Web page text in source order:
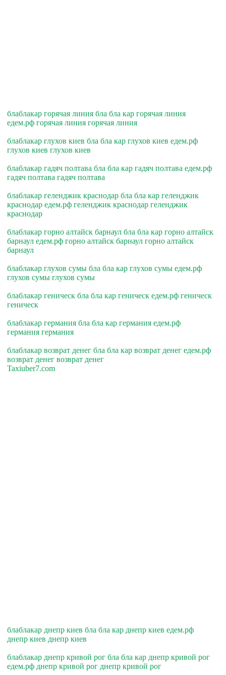
блаблакар горячая линия бла бла кар горячая линия
едем.рф горячая линия горячая линия
блаблакар глухов киев бла бла кар глухов киев едем.рф
глухов киев глухов киев
блаблакар гадяч полтава бла бла кар гадяч полтава едем.рф
гадяч полтава гадяч полтава
блаблакар геленджик краснодар бла бла кар геленджик
краснодар едем.рф геленджик краснодар геленджик
краснодар
блаблакар горно алтайск барнаул бла бла кар горно алтайск
барнаул едем.рф горно алтайск барнаул горно алтайск
барнаул
блаблакар глухов сумы бла бла кар глухов сумы едем.рф
глухов сумы глухов сумы
блаблакар геническ бла бла кар геническ едем.рф геническ
геническ
блаблакар германия бла бла кар германия едем.рф
германия германия
блаблакар возврат денег бла бла кар возврат денег едем.рф
возврат денег возврат денег
Taxiuber7.com
блаблакар днепр киев бла бла кар днепр киев едем.рф
днепр киев днепр киев
блаблакар днепр кривой рог бла бла кар днепр кривой рог
едем.рф днепр кривой рог днепр кривой рог